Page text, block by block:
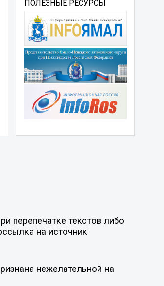
ПОЛЕЗНЫЕ РЕСУРСЫ
перепечатке текстов либо
на источник
нежелательной на